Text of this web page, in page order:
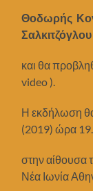
Θοδωρής
Σαλκιτζόγλου
και θα
video ).
Η εκδήλωση
(2019) ώρα
στην αίθουσα
Νέα Ιωνία